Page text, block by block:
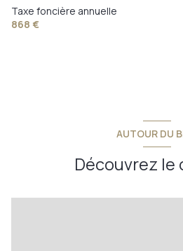
Taxe foncière annuelle
868 €
AUTOUR DU
Découvrez le